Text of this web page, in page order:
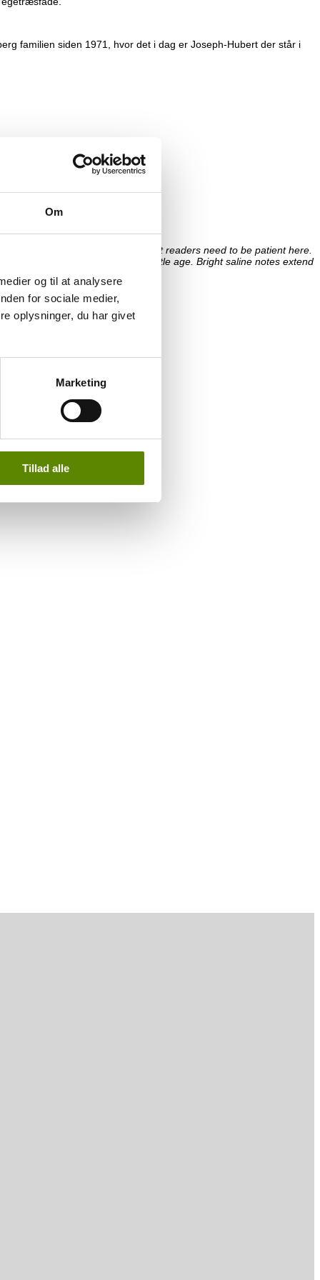
Om
og til at analysere
for sociale medier,
oplysninger, du har givet
Marketing
Tillad alle
familien siden 1971, hvor det i dag er Joseph-Hubert der står i
for its long-term prospects, but readers need to be patient here.
I can’t wait to taste it with bottle age. Bright saline notes extend